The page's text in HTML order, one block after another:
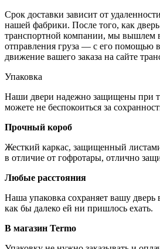
Срок доставки зависит от
нашей фабрики. После того, как дверь
транспортной компании, мы вышлем
отправления груза — с его помощью
движение вашего заказа на сайте
Упаковка
Наши двери надежно защищены при
можете не беспокоиться за
Прочный короб
Жесткий каркас, защищенный
в отличие от гофротары, отлично
Любые расстояния
Наша упаковка сохраняет вашу
как бы далеко ей ни пришлось ехать.
В магазин Termo